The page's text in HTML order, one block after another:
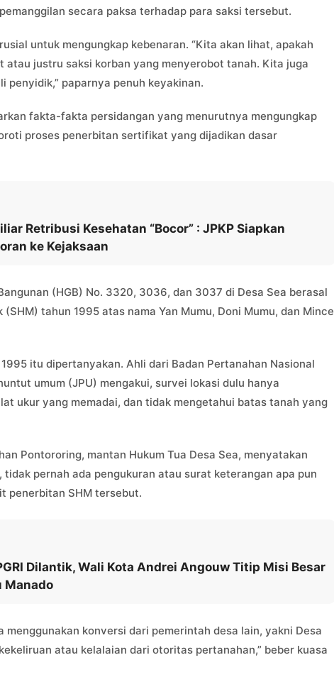
secara paksa terhadap para saksi tersebut.
untuk mengungkap kebenaran. “Kita akan lihat, apakah
atau justru saksi korban yang menyerobot tanah. Kita juga
penyidik,” paparnya penuh keyakinan.
fakta-fakta persidangan yang menurutnya mengungkap
proses penerbitan sertifikat yang dijadikan dasar
Retribusi Kesehatan “Bocor” : JPKP Siapkan
ke Kejaksaan
(HGB) No. 3320, 3036, dan 3037 di Desa Sea berasal
tahun 1995 atas nama Yan Mumu, Doni Mumu, dan Mince
itu dipertanyakan. Ahli dari Badan Pertanahan Nasional
umum (JPU) mengakui, survei lokasi dulu hanya
ukur yang memadai, dan tidak mengetahui batas tanah yang
Pontororing, mantan Hukum Tua Desa Sea, menyatakan
pernah ada pengukuran atau surat keterangan apa pun
penerbitan SHM tersebut.
Dilantik, Wali Kota Andrei Angouw Titip Misi Besar
Manado
konversi dari pemerintah desa lain, yakni Desa
atau kelalaian dari otoritas pertanahan,” beber kuasa